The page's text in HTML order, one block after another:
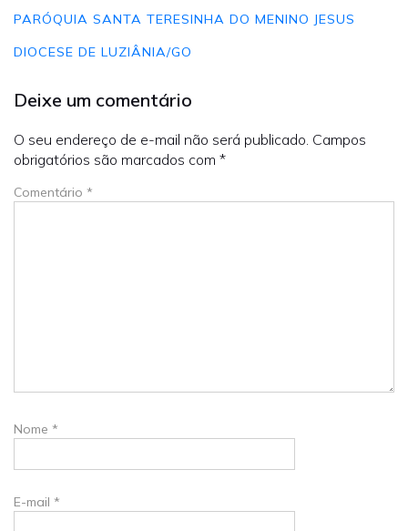
PARÓQUIA SANTA TERESINHA DO MENINO JESUS
DIOCESE DE LUZIÂNIA/GO
Deixe um comentário
O seu endereço de e-mail não será publicado. Campos
obrigatórios são marcados com *
Comentário *
Nome *
E-mail *